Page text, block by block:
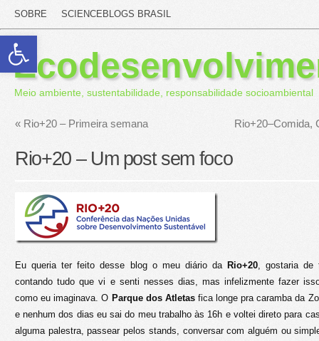
Abrir a barra de ferramentas
SOBRE SCIENCEBLOGS BRASIL
Meio ambiente, sustentabilidade, responsabilidade socioambiental
« Rio+20 – Primeira semana Rio+20–Comida,
Rio+20 – Um post sem foco
Eu queria ter feito desse blog o meu diário da Rio+20, gostaria de
contando tudo que vi e senti nesses dias, mas infelizmente fazer
como eu imaginava. O Parque dos Atletasfica longe pra caramba da
e nenhum dos dias eu sai do meu trabalho às 16h e voltei direto para
alguma palestra, passear pelos stands, conversar com alguém ou